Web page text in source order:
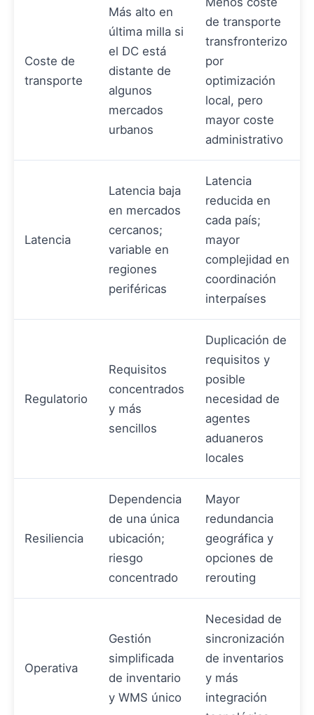
Coste de
transporte
Más alto en
última milla si
el DC está
distante de
algunos
mercados
urbanos
de transporte
transfronterizo
por
optimización
local, pero
mayor coste
administrativo
Latencia
Latencia baja
en mercados
cercanos;
variable en
regiones
periféricas
Latencia
reducida en
cada país;
mayor
complejidad en
coordinación
interpaíses
Regulatorio
Requisitos
concentrados
y más
sencillos
Duplicación de
requisitos y
posible
necesidad de
agentes
aduaneros
locales
Resiliencia
Dependencia
de una única
ubicación;
riesgo
concentrado
Mayor
redundancia
geográfica y
opciones de
rerouting
Operativa
Gestión
simplificada
de inventario
y WMS único
Necesidad de
sincronización
de inventarios
y más
integración